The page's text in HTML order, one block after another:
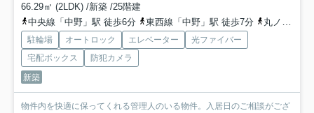
66.29㎡ (2LDK) /新築 /25階建
中央線「中野」駅 徒歩6分
東西線「中野」駅 徒歩7分 丸ノ内線「東高円寺」駅 徒歩16分
駐輪場 オートロック エレベーター
光ファイバー
宅配ボックス
防犯カメラ
新築
物件内を快適に保ってくれる管理人のいる物件。入居日のご相談がござ